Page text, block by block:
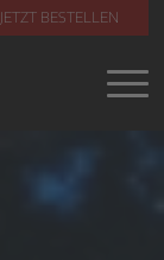
JETZT BESTELLEN